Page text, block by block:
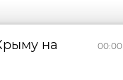
на
00:00